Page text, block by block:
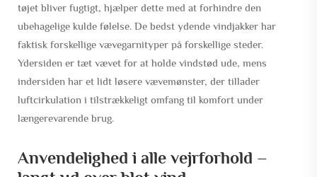
tøjet bliver fugtigt, hjælper dette med at forhindre den
ubehagelige kulde følelse. De bedst ydende vindjakker har
faktisk forskellige vævegarnityper på forskellige steder.
Ydersiden er tæt vævet for at holde vindstød ude, mens
indersiden har et lidt løsere vævemønster, der tillader
luftcirkulation i tilstrækkeligt omfang til komfort under
længerevarende brug.
Anvendelighed i alle vejrforhold –